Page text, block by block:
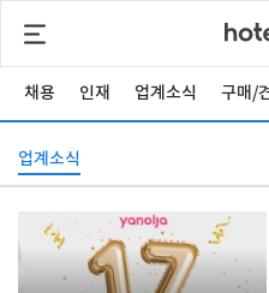
채용 인재 업계소식 구매/
업계소식